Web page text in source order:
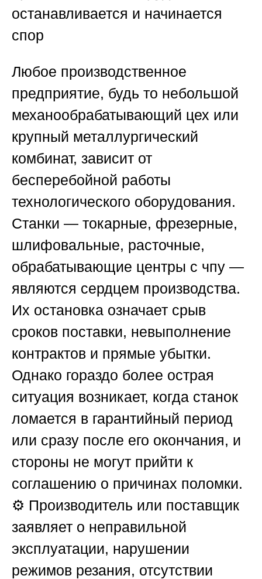
останавливается и начинается
спор
Любое производственное
предприятие, будь то небольшой
механообрабатывающий цех или
крупный металлургический
комбинат, зависит от
бесперебойной работы
технологического оборудования.
Станки — токарные, фрезерные,
шлифовальные, расточные,
обрабатывающие центры с чпу —
являются сердцем производства.
Их остановка означает срыв
сроков поставки, невыполнение
контрактов и прямые убытки.
Однако гораздо более острая
ситуация возникает, когда станок
ломается в гарантийный период
или сразу после его окончания, и
стороны не могут прийти к
соглашению о причинах поломки.
⚙️ Производитель или поставщик
заявляет о неправильной
эксплуатации, нарушении
режимов резания, отсутствии